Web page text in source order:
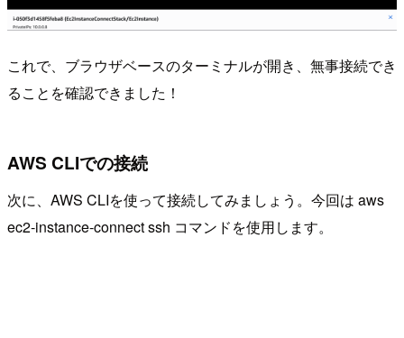
これで、ブラウザベースのターミナルが開き、無事接続でき
ることを確認できました！
AWS CLIでの接続
次に、AWS CLIを使って接続してみましょう。今回は aws
ec2-instance-connect ssh コマンドを使用します。